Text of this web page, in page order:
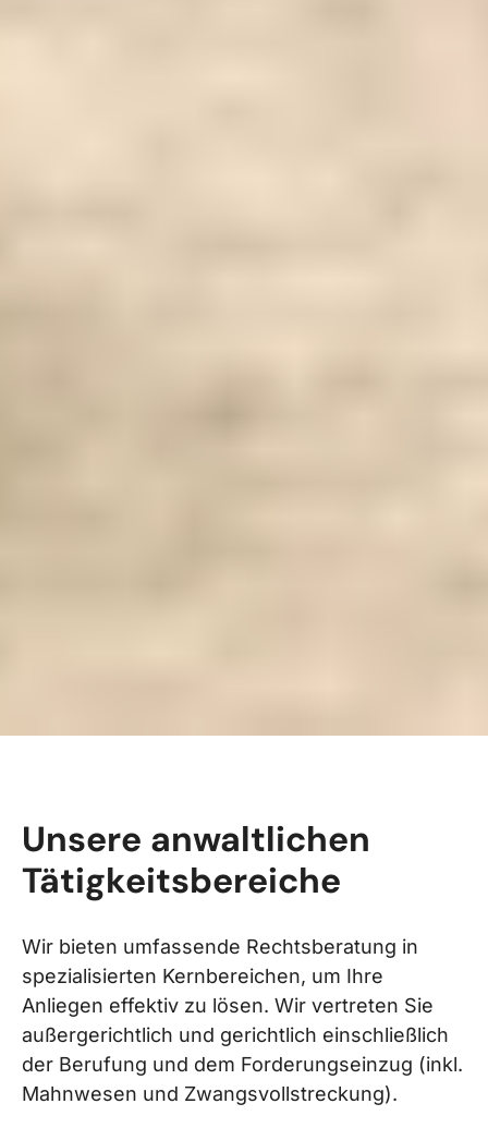
Unsere anwaltlichen
Tätigkeitsbereiche
Wir bieten umfassende Rechtsberatung in
spezialisierten Kernbereichen, um Ihre
Anliegen effektiv zu lösen. Wir vertreten Sie
außergerichtlich und gerichtlich einschließlich
der Berufung und dem Forderungseinzug (inkl.
Mahnwesen und Zwangsvollstreckung).